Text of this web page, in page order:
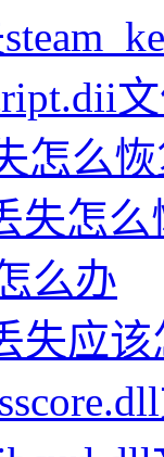
怎么
失怎么
么办
失应